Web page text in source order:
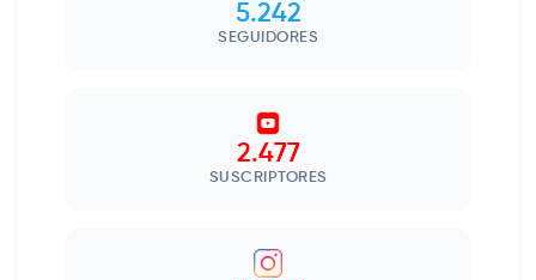
5.242
SEGUIDORES
2.477
SUSCRIPTORES